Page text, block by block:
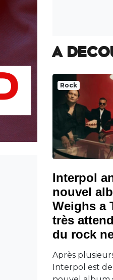
A
Rock
Interpol
nouvel
Weighs a
très
du rock
Après
Interpol est